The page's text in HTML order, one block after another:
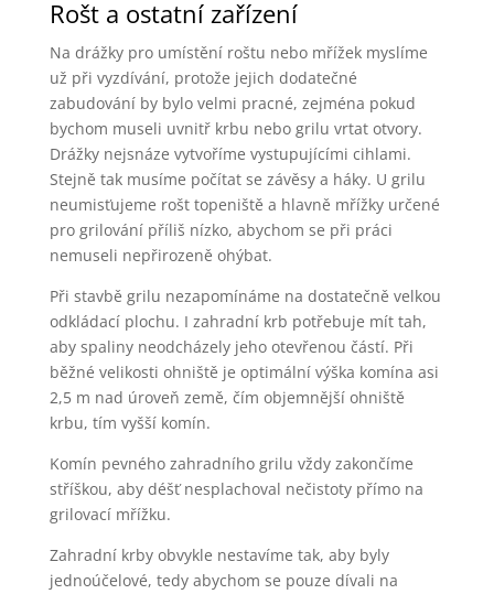
Rošt a ostatní zařízení
Na drážky pro umístění roštu nebo mřížek myslíme
už při vyzdívání, protože jejich dodatečné
zabudování by bylo velmi pracné, zejména pokud
bychom museli uvnitř krbu nebo grilu vrtat otvory.
Drážky nejsnáze vytvoříme vystupujícími cihlami.
Stejně tak musíme počítat se závěsy a háky. U grilu
neumisťujeme rošt topeniště a hlavně mřížky určené
pro grilování příliš nízko, abychom se při práci
nemuseli nepřirozeně ohýbat.
Při stavbě grilu nezapomínáme na dostatečně velkou
odkládací plochu. I zahradní krb potřebuje mít tah,
aby spaliny neodcházely jeho otevřenou částí. Při
běžné velikosti ohniště je optimální výška komína asi
2,5 m nad úroveň země, čím objemnější ohniště
krbu, tím vyšší komín.
Komín pevného zahradního grilu vždy zakončíme
stříškou, aby déšť nesplachoval nečistoty přímo na
grilovací mřížku.
Zahradní krby obvykle nestavíme tak, aby byly
jednoúčelové, tedy abychom se pouze dívali na